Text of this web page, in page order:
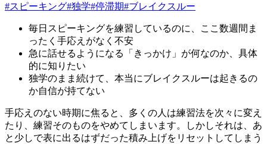
#スピーキング#独学#停滞期#ブレイクスルー
毎日スピーキングを練習しているのに、ここ数週間ま
ったく手応えがなく不安
急に話せるようになる「きっかけ」が何なのか、具体
的に知りたい
独学のまま続けて、本当にブレイクスルーは起きるの
か自信が持てない
手応えのない時期に焦ると、多くの人は練習法を次々に変え
たり、練習そのものをやめてしまいます。しかしそれは、あ
と少しで表に出るはずだった積み上げをリセットしてしまう